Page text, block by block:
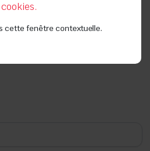
cookies.
cette fenêtre contextuelle.